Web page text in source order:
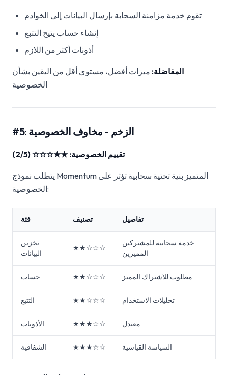
تقوم خدمة مزامنة السحابة بإرسال البيانات إلى الخوادم
إنشاء حساب يتيح التتبع
أذونات أكثر من اللازم
المفاضلة: ميزات أفضل، مستوى أقل من اليقين بشأن
الخصوصية
#5: الزخم - مخاوف الخصوصية
تقييم الخصوصية: ★★☆☆☆ (2/5)
يتطلب نموذج Momentum المتميز بنية تحتية سحابية تؤثر على
الخصوصية:
فئة تصنيف تفاصيل
تخزين
البيانات
★★☆☆☆
خدمة سحابية للمشتركين
المميزين
حساب ★★☆☆☆ مطلوب للاشتراك المميز
التتبع ★★☆☆☆ تحليلات الاستخدام
الأذونات ★★★☆☆ معتدل
الشفافية ★★★☆☆ السياسة القياسية